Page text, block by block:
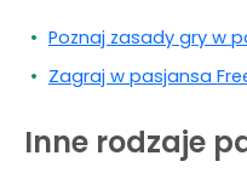
Poznaj zasady gry w
Zagraj w pasjansa
Inne rodzaje